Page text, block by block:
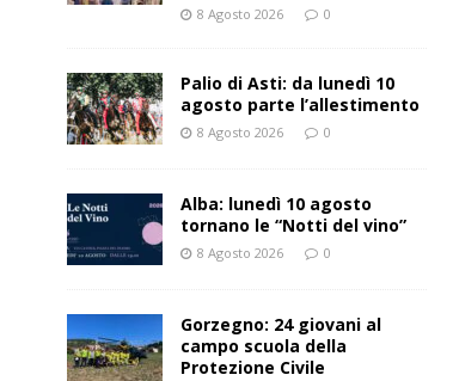
8 Agosto 2026 0
Palio di Asti: da lunedì 10
agosto parte l’allestimento
8 Agosto 2026 0
Alba: lunedì 10 agosto
tornano le “Notti del vino”
8 Agosto 2026 0
Gorzegno: 24 giovani al
campo scuola della
Protezione Civile